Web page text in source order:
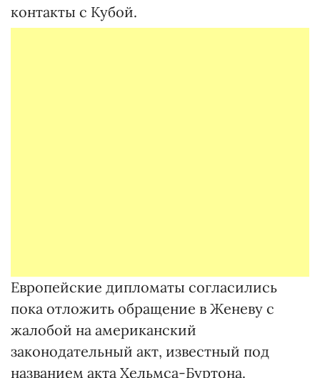
контакты с Кубой.
Европейские дипломаты согласились
пока отложить обращение в Женеву с
жалобой на американский
законодательный акт, известный под
названием акта Хельмса-Буртона.